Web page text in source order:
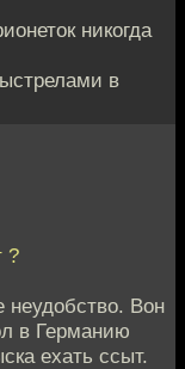
никогда
в
?
неудобство. Вон
в Германию
ехать ссыт.